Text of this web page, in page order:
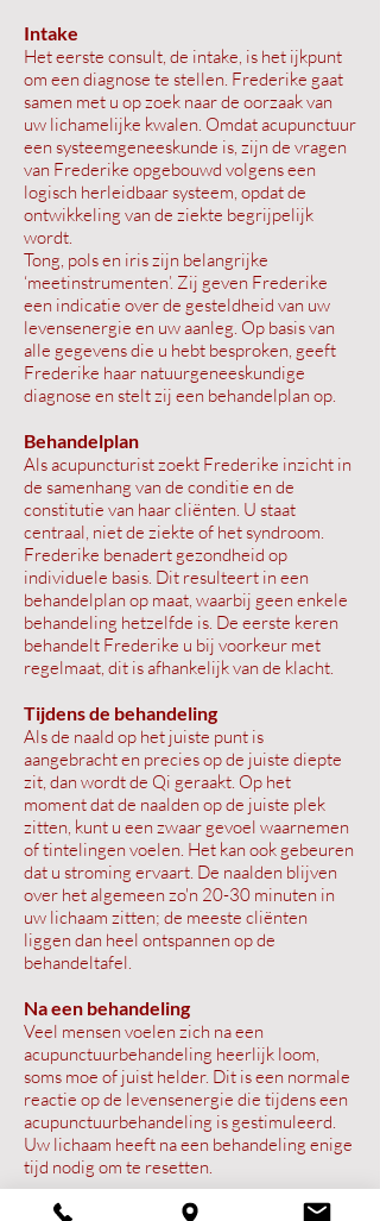
Intake
Het eerste consult, de intake, is het ijkpunt
om een diagnose te stellen. Frederike gaat
samen met u op zoek naar de oorzaak van
uw lichamelijke kwalen. Omdat acupunctuur
een systeemgeneeskunde is, zijn de vragen
van Frederike opgebouwd volgens een
logisch herleidbaar systeem, opdat de
ontwikkeling van de ziekte begrijpelijk
wordt.
Tong, pols en iris zijn belangrijke
‘meetinstrumenten’. Zij geven Frederike
een indicatie over de gesteldheid van uw
levensenergie en uw aanleg. Op basis van
alle gegevens die u hebt besproken, geeft
Frederike haar natuurgeneeskundige
diagnose en stelt zij een behandelplan op.
Behandelplan
Als acupuncturist zoekt Frederike inzicht in
de samenhang van de conditie en de
constitutie van haar cliënten. U staat
centraal, niet de ziekte of het syndroom.
Frederike benadert gezondheid op
individuele basis. Dit resulteert in een
behandelplan op maat, waarbij geen enkele
behandeling hetzelfde is. De eerste keren
behandelt Frederike u bij voorkeur met
regelmaat, dit is afhankelijk van de klacht.
Tijdens de behandeling
Als de naald op het juiste punt is
aangebracht en precies op de juiste diepte
zit, dan wordt de Qi geraakt. Op het
moment dat de naalden op de juiste plek
zitten, kunt u een zwaar gevoel waarnemen
of tintelingen voelen. Het kan ook gebeuren
dat u stroming ervaart. De naalden blijven
over het algemeen zo'n 20-30 minuten in
uw lichaam zitten; de meeste cliënten
liggen dan heel ontspannen op de
behandeltafel.
Na een behandeling
Veel mensen voelen zich na een
acupunctuurbehandeling heerlijk loom,
soms moe of juist helder. Dit is een normale
reactie op de levensenergie die tijdens een
acupunctuurbehandeling is gestimuleerd.
Uw lichaam heeft na een behandeling enige
tijd nodig om te resetten.
Duur en frequentie van de behandeling